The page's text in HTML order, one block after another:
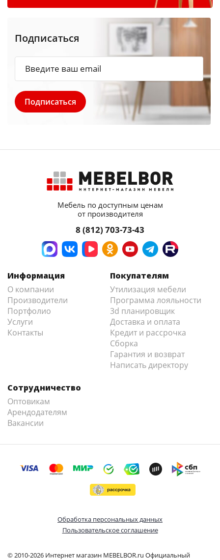
Подписаться
Мебель по доступным ценам
от производителя
8 (812) 703-73-43
Информация
О компании
Производители
Портфолио
Услуги
Контакты
Покупателям
Утилизация мебели
Программа лояльности
3d планировщик
Доставка и оплата
Кредит и рассрочка
Сборка
Гарантия и возврат
Написать директору
Сотрудничество
Оптовикам
Арендодателям
Вакансии
© 2010-2026 Интернет магазин MEBELBOR.ru Официальный
Обработка персональных данных
Пользовательское соглашение